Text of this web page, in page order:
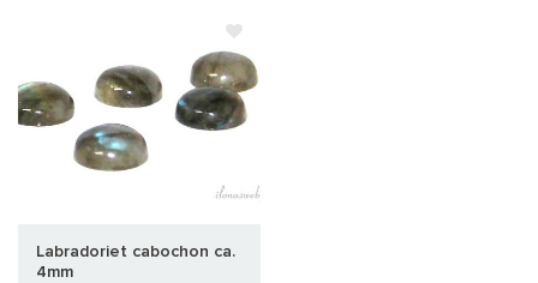
Labradoriet cabochon ca.
4mm